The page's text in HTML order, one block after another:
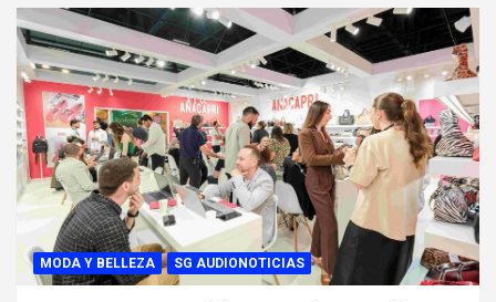
MODA Y BELLEZA SG AUDIONOTICIAS